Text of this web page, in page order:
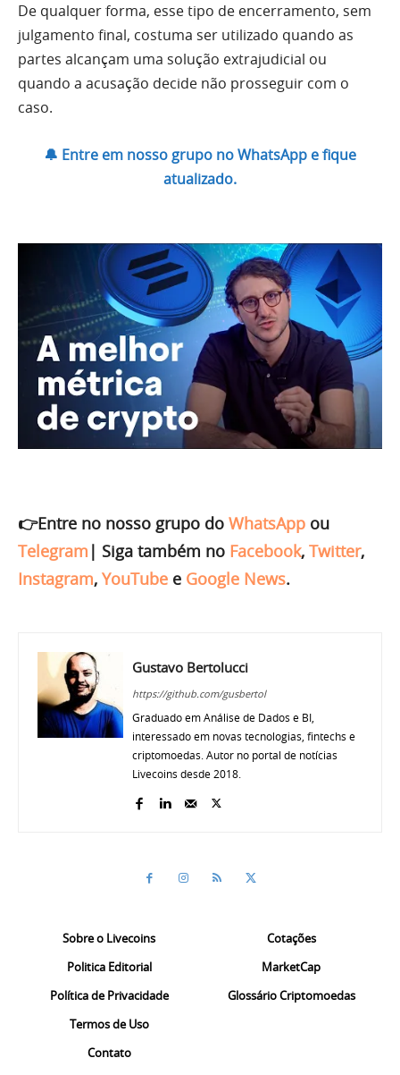
De qualquer forma, esse tipo de encerramento, sem
julgamento final, costuma ser utilizado quando as
partes alcançam uma solução extrajudicial ou
quando a acusação decide não prosseguir com o
caso.
🔔 Entre em nosso grupo no WhatsApp e fique
atualizado.
👉Entre no nosso grupo do WhatsApp ou
Telegram | Siga também no Facebook, Twitter,
Instagram, YouTube e Google News.
Gustavo Bertolucci
https://github.com/gusbertol
Graduado em Análise de Dados e BI,
interessado em novas tecnologias, fintechs e
criptomoedas. Autor no portal de notícias
Livecoins desde 2018.
Sobre o Livecoins
Politica Editorial
Política de Privacidade
Termos de Uso
Contato
Cotações
MarketCap
Glossário Criptomoedas